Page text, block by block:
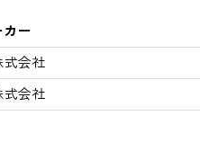
カー
式会社
式会社